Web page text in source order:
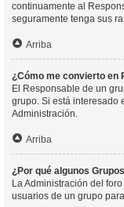
continuamente al
seguramente tenga sus
Arriba
¿Cómo me convierto en
El Responsable de un
grupo. Si está interesado
Administración.
Arriba
¿Por qué algunos
La Administración del
usuarios de un grupo